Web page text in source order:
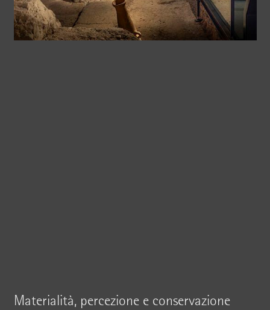
Materialità, percezione e conservazione